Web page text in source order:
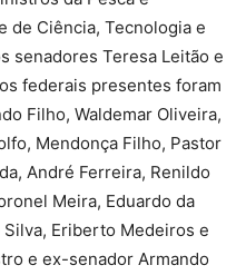
de Ciência, Tecnologia e
senadores Teresa Leitão e
federais presentes foram
Filho, Waldemar Oliveira,
Mendonça Filho, Pastor
André Ferreira, Renildo
Meira, Eduardo da
Silva, Eriberto Medeiros e
e ex-senador Armando